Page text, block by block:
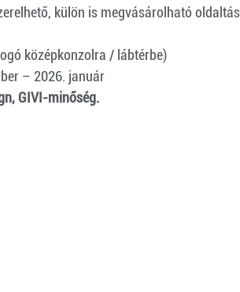
külön is megvásárolható
középkonzolra / lábtérbe)
– 2026. január
GIVI-minőség.